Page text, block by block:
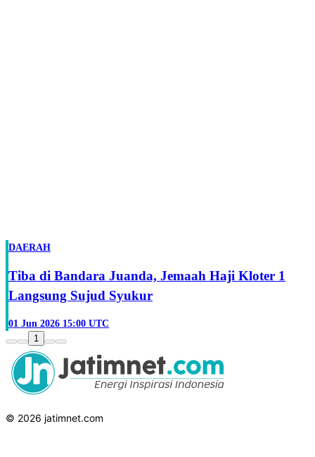
DAERAH
Tiba di Bandara Juanda, Jemaah Haji Kloter 1
Langsung Sujud Syukur
01 Jun 2026 15:00 UTC
1
© 2026 jatimnet.com